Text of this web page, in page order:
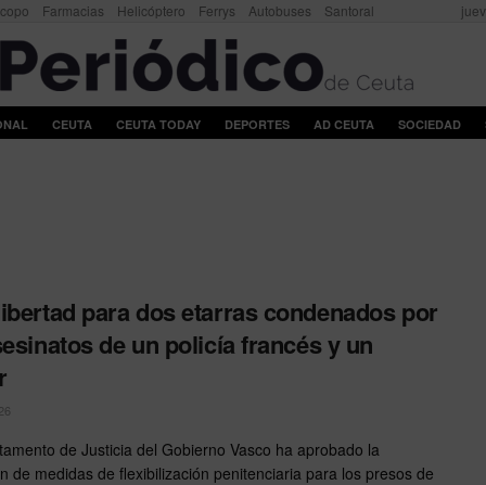
Farmacias Helicóptero Ferrys Autobuses Santoral
CEUTA CEUTA TODAY DEPORTES AD CEUTA SOCIEDAD
para dos etarras condenados por
de un policía francés y un
de Justicia del Gobierno Vasco ha aprobado la
de medidas de flexibilización penitenciaria para los presos de